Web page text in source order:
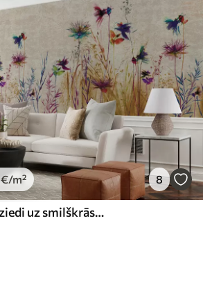
€/m² 8
Neparasti augsti ziedi uz smilškrāsas fona